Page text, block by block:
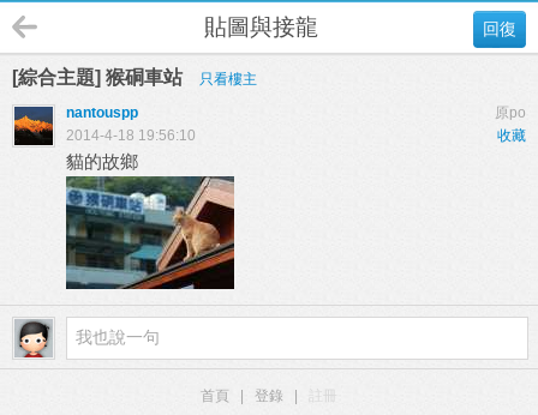
回復
貼圖與接龍
[綜合主題] 猴硐車站
只看樓主
原po
nantouspp
收藏
2014-4-18 19:56:10
貓的故鄉
首頁 登錄